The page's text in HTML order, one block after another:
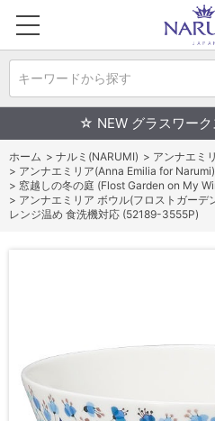
キーワードから探す
☆ NEW グラスワー
ホーム > ナルミ(NARUMI) > アンナエミ
> アンナエミリア(Anna Emilia for
> 窓越しの冬の庭 (Flost Garden on My
> アンナエミリア ボウル(フロストガー
レンジ温め 食洗機対応 (52189-3555P)